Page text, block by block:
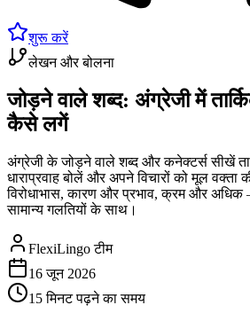
शुरू करें
लेखन और बोलना
जोड़ने वाले शब्द: अंग्रेजी में
कैसे लगें
अंग्रेजी के जोड़ने वाले शब्द और कनेक्टर्स सीखें
धाराप्रवाह बोलें और अपने विचारों को मूल
विरोधाभास, कारण और प्रभाव, क्रम और
सामान्य गलतियों के साथ।
FlexiLingo टीम
16 जून 2026
15 मिनट पढ़ने का समय